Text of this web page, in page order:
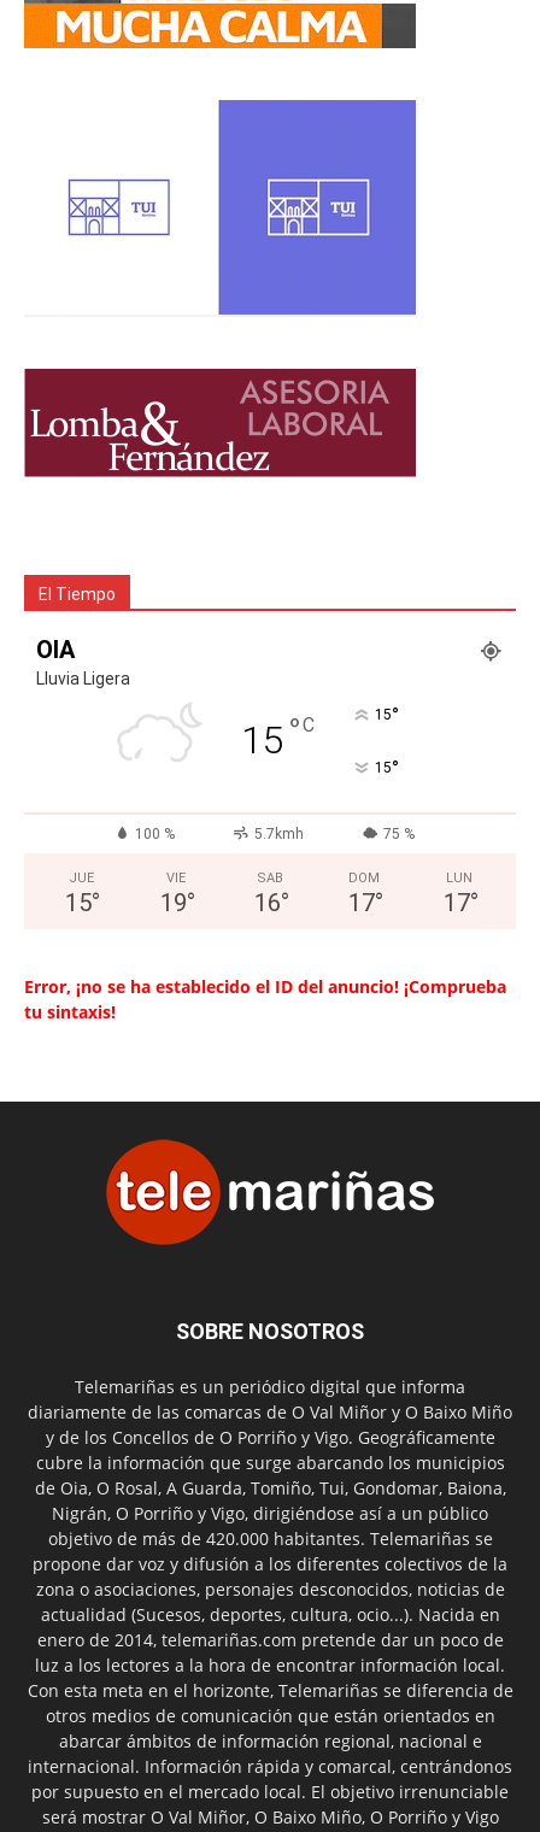
El Tiempo
OIA
Lluvia Ligera
15 °C 15°
15°
100 % 5.7kmh 75 %
JUE
15°
VIE
19°
SAB
16°
DOM
17°
LUN
17°
Error, ¡no se ha establecido el ID del anuncio! ¡Comprueba
tu sintaxis!
SOBRE NOSOTROS
Telemariñas es un periódico digital que informa
diariamente de las comarcas de O Val Miñor y O Baixo Miño
y de los Concellos de O Porriño y Vigo. Geográficamente
cubre la información que surge abarcando los municipios
de Oia, O Rosal, A Guarda, Tomiño, Tui, Gondomar, Baiona,
Nigrán, O Porriño y Vigo, dirigiéndose así a un público
objetivo de más de 420.000 habitantes. Telemariñas se
propone dar voz y difusión a los diferentes colectivos de la
zona o asociaciones, personajes desconocidos, noticias de
actualidad (Sucesos, deportes, cultura, ocio...). Nacida en
enero de 2014, telemariñas.com pretende dar un poco de
luz a los lectores a la hora de encontrar información local.
Con esta meta en el horizonte, Telemariñas se diferencia de
otros medios de comunicación que están orientados en
abarcar ámbitos de información regional, nacional e
internacional. Información rápida y comarcal, centrándonos
por supuesto en el mercado local. El objetivo irrenunciable
será mostrar O Val Miñor, O Baixo Miño, O Porriño y Vigo